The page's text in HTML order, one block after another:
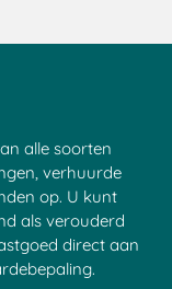
alle soorten
verhuurde
op. U kunt
als verouderd
direct aan